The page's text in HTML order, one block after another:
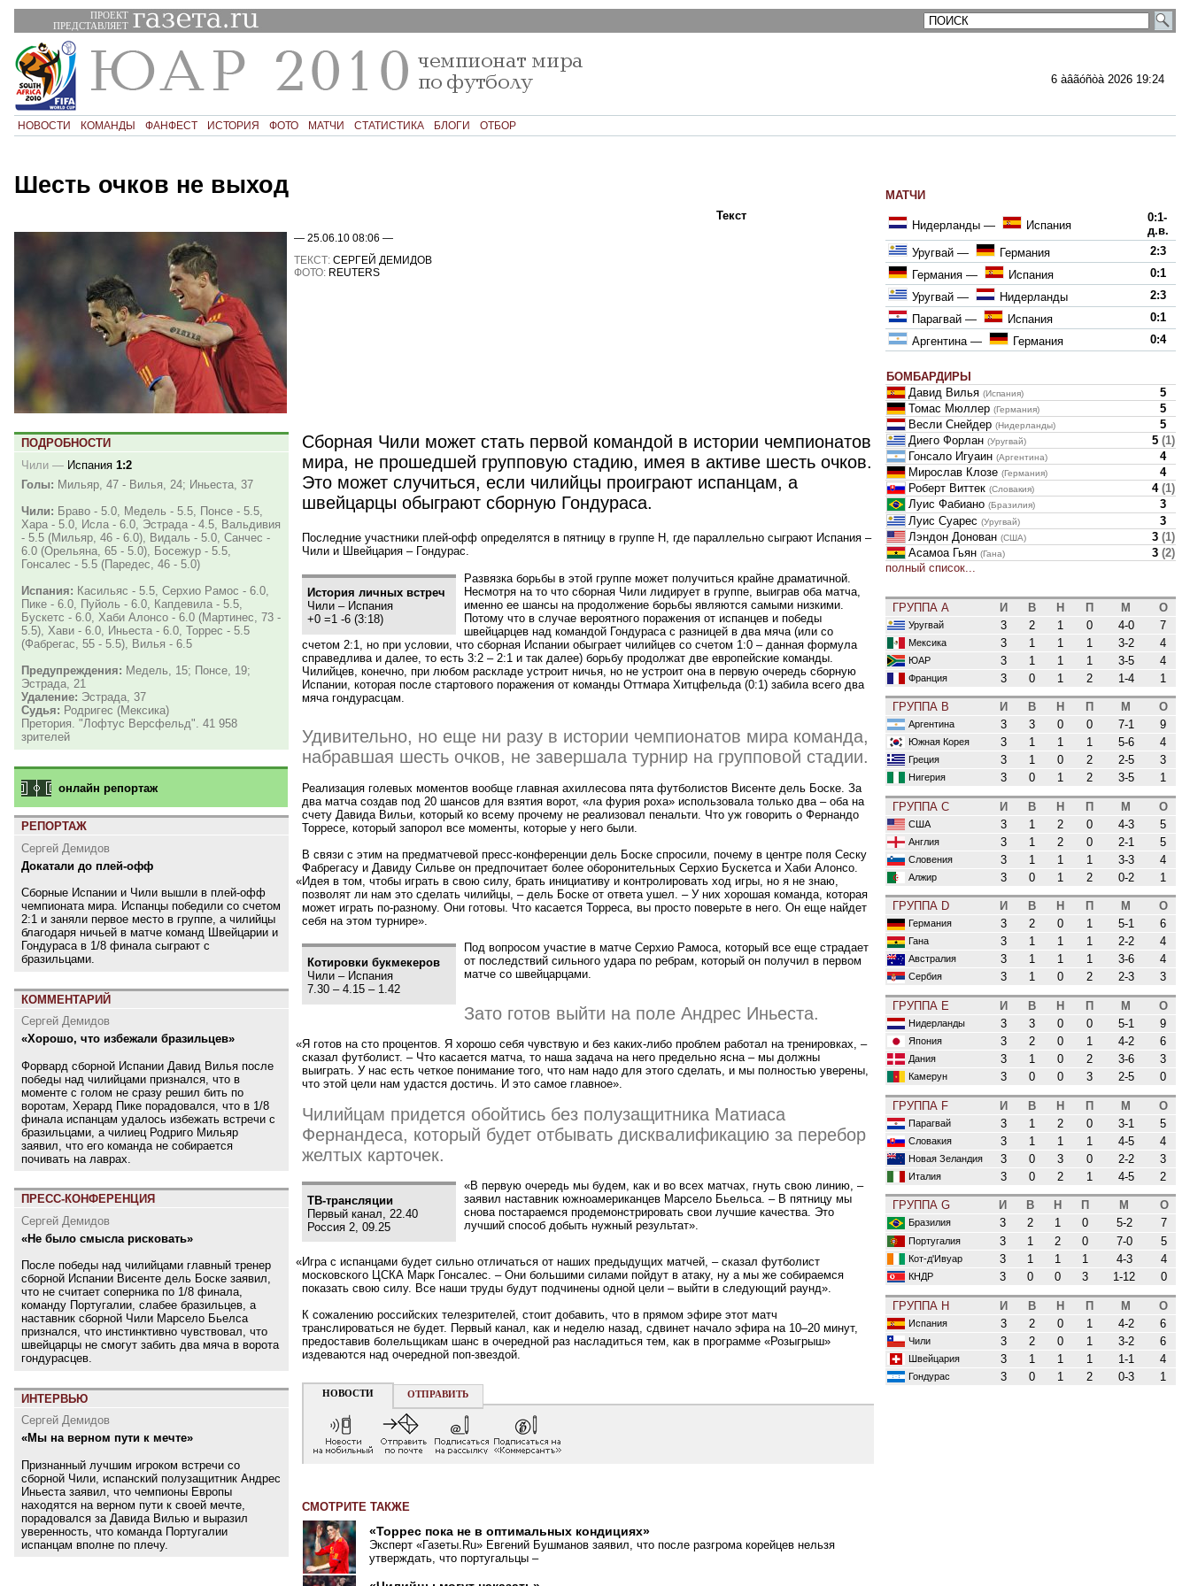
ПРОЕКТ
ПРЕДСТАВЛЯЕТ
6 àâãóñòà 2026 19:24
НОВОСТИ КОМАНДЫ ФАНФЕСТ ИСТОРИЯ ФОТО МАТЧИ СТАТИСТИКА БЛОГИ ОТБОР
Шесть очков не выход
Текст
— 25.06.10 08:06 —
ТЕКСТ: СЕРГЕЙ ДЕМИДОВ
ФОТО: REUTERS
Сборная Чили может стать первой командой в истории чемпионатов
мира, не прошедшей групповую стадию, имея в активе шесть очков.
Это может случиться, если чилийцы проиграют испанцам, а
швейцарцы обыграют сборную Гондураса.
Последние участники плей-офф определятся в пятницу в группе H, где параллельно сыграют Испания –
Чили и Швейцария – Гондурас.
История личных встреч
Чили – Испания
+0 =1 -6 (3:18)
Развязка борьбы в этой группе может получиться крайне драматичной.
Несмотря на то что сборная Чили лидирует в группе, выиграв оба матча,
именно ее шансы на продолжение борьбы являются самыми низкими.
Потому что в случае вероятного поражения от испанцев и победы
швейцарцев над командой Гондураса с разницей в два мяча (или со
счетом 2:1, но при условии, что сборная Испании обыграет чилийцев со счетом 1:0 – данная формула
справедлива и далее, то есть 3:2 – 2:1 и так далее) борьбу продолжат две европейские команды.
Чилийцев, конечно, при любом раскладе устроит ничья, но не устроит она в первую очередь сборную
Испании, которая после стартового поражения от команды Оттмара Хитцфельда (0:1) забила всего два
мяча гондурасцам.
Удивительно, но еще ни разу в истории чемпионатов мира команда,
набравшая шесть очков, не завершала турнир на групповой стадии.
Реализация голевых моментов вообще главная ахиллесова пята футболистов Висенте дель Боске. За
два матча создав под 20 шансов для взятия ворот, «ла фурия роха» использовала только два – оба на
счету Давида Вильи, который ко всему прочему не реализовал пенальти. Что уж говорить о Фернандо
Торресе, который запорол все моменты, которые у него были.
В связи с этим на предматчевой пресс-конференции дель Боске спросили, почему в центре поля Сеску
Фабрегасу и Давиду Сильве он предпочитает более оборонительных Серхио Бускетса и Хаби Алонсо.
«Идея в том, чтобы играть в свою силу, брать инициативу и контролировать ход игры, но я не знаю,
позволят ли нам это сделать чилийцы, – дель Боске от ответа ушел. – У них хорошая команда, которая
может играть по-разному. Они готовы. Что касается Торреса, вы просто поверьте в него. Он еще найдет
себя на этом турнире».
Котировки букмекеров
Чили – Испания
7.30 – 4.15 – 1.42
Под вопросом участие в матче Серхио Рамоса, который все еще страдает
от последствий сильного удара по ребрам, который он получил в первом
матче со швейцарцами.
Зато готов выйти на поле Андрес Иньеста.
«Я готов на сто процентов. Я хорошо себя чувствую и без каких-либо проблем работал на тренировках, –
сказал футболист. – Что касается матча, то наша задача на него предельно ясна – мы должны
выиграть. У нас есть четкое понимание того, что нам надо для этого сделать, и мы полностью уверены,
что этой цели нам удастся достичь. И это самое главное».
Чилийцам придется обойтись без полузащитника Матиаса
Фернандеса, который будет отбывать дисквалификацию за перебор
желтых карточек.
ТВ-трансляции
Первый канал, 22.40
Россия 2, 09.25
«В первую очередь мы будем, как и во всех матчах, гнуть свою линию, –
заявил наставник южноамериканцев Марсело Бьельса. – В пятницу мы
снова постараемся продемонстрировать свои лучшие качества. Это
лучший способ добыть нужный результат».
«Игра с испанцами будет сильно отличаться от наших предыдущих матчей, – сказал футболист
московского ЦСКА Марк Гонсалес. – Они большими силами пойдут в атаку, ну а мы же собираемся
показать свою силу. Все наши труды будут подчинены одной цели – выйти в следующий раунд».
К сожалению российских телезрителей, стоит добавить, что в прямом эфире этот матч
транслироваться не будет. Первый канал, как и неделю назад, сдвинет начало эфира на 10–20 минут,
предоставив болельщикам шанс в очередной раз насладиться тем, как в программе «Розыгрыш»
издеваются над очередной поп-звездой.
НОВОСТИ ОТПРАВИТЬ
СМОТРИТЕ ТАКЖЕ
«Торрес пока не в оптимальных кондициях»
Эксперт «Газеты.Ru» Евгений Бушманов заявил, что после разгрома корейцев нельзя
утверждать, что португальцы –
ПОДРОБНОСТИ
Чили — Испания 1:2
Голы: Мильяр, 47 - Вилья, 24; Иньеста, 37
Чили: Браво - 5.0, Медель - 5.5, Понсе - 5.5,
Хара - 5.0, Исла - 6.0, Эстрада - 4.5, Вальдивия
- 5.5 (Мильяр, 46 - 6.0), Видаль - 5.0, Санчес -
6.0 (Орельяна, 65 - 5.0), Босежур - 5.5,
Гонсалес - 5.5 (Паредес, 46 - 5.0)
Испания: Касильяс - 5.5, Серхио Рамос - 6.0,
Пике - 6.0, Пуйоль - 6.0, Капдевила - 5.5,
Бускетс - 6.0, Хаби Алонсо - 6.0 (Мартинес, 73 -
5.5), Хави - 6.0, Иньеста - 6.0, Торрес - 5.5
(Фабрегас, 55 - 5.5), Вилья - 6.5
Предупреждения: Медель, 15; Понсе, 19;
Эстрада, 21
Удаление: Эстрада, 37
Судья: Родригес (Мексика)
Претория. "Лофтус Версфельд". 41 958
зрителей
онлайн репортаж
РЕПОРТАЖ
Сергей Демидов
Докатали до плей-офф
Сборные Испании и Чили вышли в плей-офф
чемпионата мира. Испанцы победили со счетом
2:1 и заняли первое место в группе, а чилийцы
благодаря ничьей в матче команд Швейцарии и
Гондураса в 1/8 финала сыграют с
бразильцами.
КОММЕНТАРИЙ
Сергей Демидов
«Хорошо, что избежали бразильцев»
Форвард сборной Испании Давид Вилья после
победы над чилийцами признался, что в
моменте с голом не сразу решил бить по
воротам, Херард Пике порадовался, что в 1/8
финала испанцам удалось избежать встречи с
бразильцами, а чилиец Родриго Мильяр
заявил, что его команда не собирается
почивать на лаврах.
ПРЕСС-КОНФЕРЕНЦИЯ
Сергей Демидов
«Не было смысла рисковать»
После победы над чилийцами главный тренер
сборной Испании Висенте дель Боске заявил,
что не считает соперника по 1/8 финала,
команду Португалии, слабее бразильцев, а
наставник сборной Чили Марсело Бьелса
признался, что инстинктивно чувствовал, что
швейцарцы не смогут забить два мяча в ворота
гондурасцев.
ИНТЕРВЬЮ
Сергей Демидов
«Мы на верном пути к мечте»
Признанный лучшим игроком встречи со
сборной Чили, испанский полузащитник Андрес
Иньеста заявил, что чемпионы Европы
находятся на верном пути к своей мечте,
порадовался за Давида Вилью и выразил
уверенность, что команда Португалии
испанцам вполне по плечу.
МАТЧИ
Нидерланды — Испания
0:1-
д.в.
Уругвай — Германия
2:3
Германия — Испания
0:1
Уругвай — Нидерланды
2:3
Парагвай — Испания
0:1
Аргентина— Германия 0:4
БОМБАРДИРЫ
Давид Вилья (Испания)
5
Томас Мюллер (Германия)
5
Весли Снейдер (Нидерланды)
5
Диего Форлан (Уругвай) 5 (1)
Гонсало Игуаин (Аргентина)
4
Мирослав Клозе (Германия)
4
Роберт Виттек (Словакия) 4 (1)
Луис Фабиано (Бразилия)
3
Луис Суарес (Уругвай)
3
Лэндон Донован (США) 3 (1)
Асамоа Гьян (Гана) 3 (2)
полный список...
ГРУППА A И В Н П М О
Уругвай 3 2 1 0 4-0 7
Мексика 3 1 1 1 3-2 4
ЮАР 3 1 1 1 3-5 4
Франция 3 0 1 2 1-4 1
ГРУППА B И В Н П М О
Аргентина 3 3 0 0 7-1 9
Южная Корея 3 1 1 1 5-6 4
Греция 3 1 0 2 2-5 3
Нигерия 3 0 1 2 3-5 1
ГРУППА C И В Н П М О
США 3 1 2 0 4-3 5
Англия 3 1 2 0 2-1 5
Словения 3 1 1 1 3-3 4
Алжир 3 0 1 2 0-2 1
ГРУППА D И В Н П М О
Германия 3 2 0 1 5-1 6
Гана 3 1 1 1 2-2 4
Австралия 3 1 1 1 3-6 4
Сербия 3 1 0 2 2-3 3
ГРУППА E И В Н П М О
Нидерланды 3 3 0 0 5-1 9
Япония 3 2 0 1 4-2 6
Дания 3 1 0 2 3-6 3
Камерун 3 0 0 3 2-5 0
ГРУППА F И В Н П М О
Парагвай 3 1 2 0 3-1 5
Словакия 3 1 1 1 4-5 4
Новая Зеландия 3 0 3 0 2-2 3
Италия 3 0 2 1 4-5 2
ГРУППА G И В Н П М О
Бразилия 3 2 1 0 5-2 7
Португалия 3 1 2 0 7-0 5
Кот-д'Ивуар 3 1 1 1 4-3 4
КНДР 3 0 0 3 1-12 0
ГРУППА H И В Н П М О
Испания 3 2 0 1 4-2 6
Чили 3 2 0 1 3-2 6
Швейцария 3 1 1 1 1-1 4
Гондурас 3 0 1 2 0-3 1